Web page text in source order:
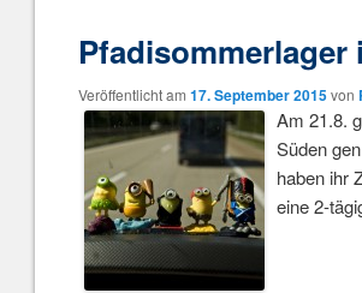
Pfadisommerlager
Veröffentlicht am 17. September 2015von
Am 21.8.
Süden
haben ihr
eine 2-